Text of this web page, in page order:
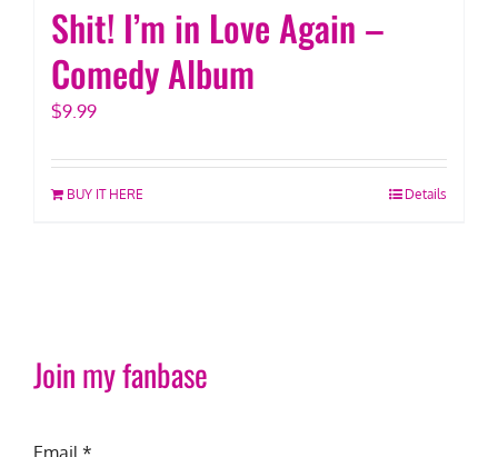
Shit! I’m in Love Again –
Comedy Album
$9.99
BUY IT HERE Details
Join my fanbase